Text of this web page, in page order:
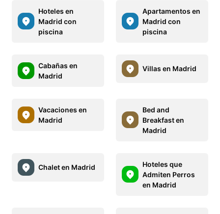
Hoteles en
Madrid con
piscina
Apartamentos en
Madrid con
piscina
Cabañas en
Madrid
Villas en Madrid
Vacaciones en
Madrid
Bed and
Breakfast en
Madrid
Chalet en Madrid
Hoteles que
Admiten Perros
en Madrid